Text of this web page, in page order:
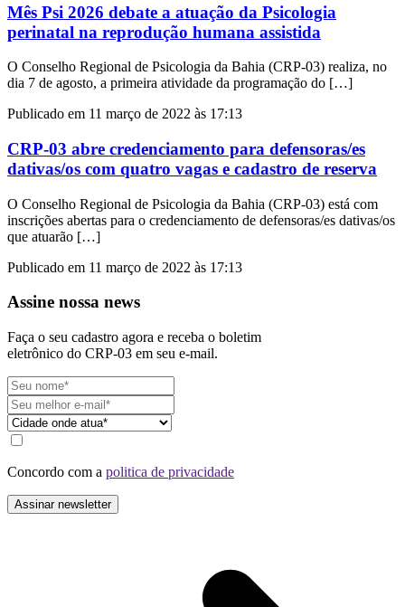
Mês Psi 2026 debate a atuação da Psicologia
perinatal na reprodução humana assistida
O Conselho Regional de Psicologia da Bahia (CRP-03) realiza, no
dia 7 de agosto, a primeira atividade da programação do […]
Publicado em 11 março de 2022 às 17:13
CRP-03 abre credenciamento para defensoras/es
dativas/os com quatro vagas e cadastro de reserva
O Conselho Regional de Psicologia da Bahia (CRP-03) está com
inscrições abertas para o credenciamento de defensoras/es dativas/os
que atuarão […]
Publicado em 11 março de 2022 às 17:13
Assine nossa news
Faça o seu cadastro agora e receba o boletim
eletrônico do CRP-03 em seu e-mail.
Concordo com a politica de privacidade